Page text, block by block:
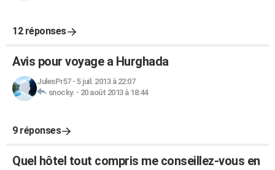
12 réponses
Avis pour voyage a Hurghada
JulesPr57- 5 juil. 2013 à 22:07
snocky. - 20 août 2013 à 18:44
9 réponses
Quel hôtel tout compris me conseillez-vous en